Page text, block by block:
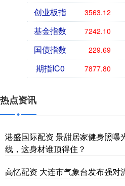
创业板指 3563.12
基金指数 7242.10
国债指数 229.69
期指IC0 7877.80
热点资讯
港盛国际配资 景甜居家健身照曝
线，这身材谁顶得住？
高忆配资 大连市气象台发布强对